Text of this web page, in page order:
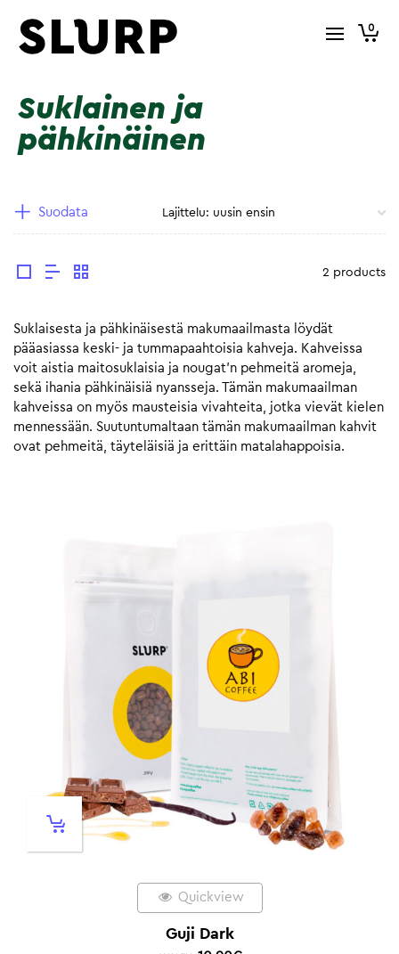
0
Suklainen ja
pähkinäinen
Suodata
2 products
Suklaisesta ja pähkinäisestä makumaailmasta löydät
pääasiassa keski- ja tummapaahtoisia kahveja. Kahveissa
voit aistia maitosuklaisia ja nougat’n pehmeitä aromeja,
sekä ihania pähkinäisiä nyansseja. Tämän makumaailman
kahveissa on myös mausteisia vivahteita, jotka vievät kielen
mennessään. Suutuntumaltaan tämän makumaailman kahvit
ovat pehmeitä, täyteläisiä ja erittäin matalahappoisia.
Quickview
Guji Dark